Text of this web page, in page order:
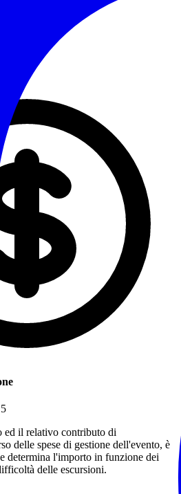
ed il relativo contributo di
delle spese di gestione dell'evento, è
determina l'importo in funzione dei
delle escursioni.